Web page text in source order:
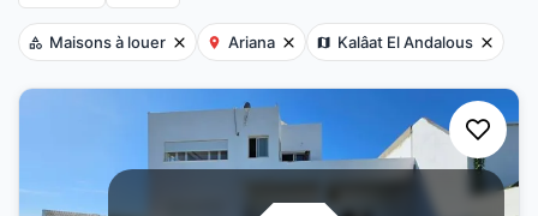
Maisons à louer Ariana Kalâat El Andalous